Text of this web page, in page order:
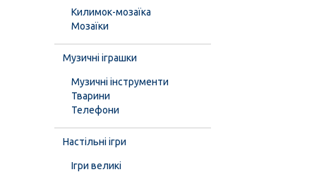
Килимок-мозаїка
Мозаїки
Музичні іграшки
Музичні інструменти
Тварини
Телефони
Настільні ігри
Ігри великі